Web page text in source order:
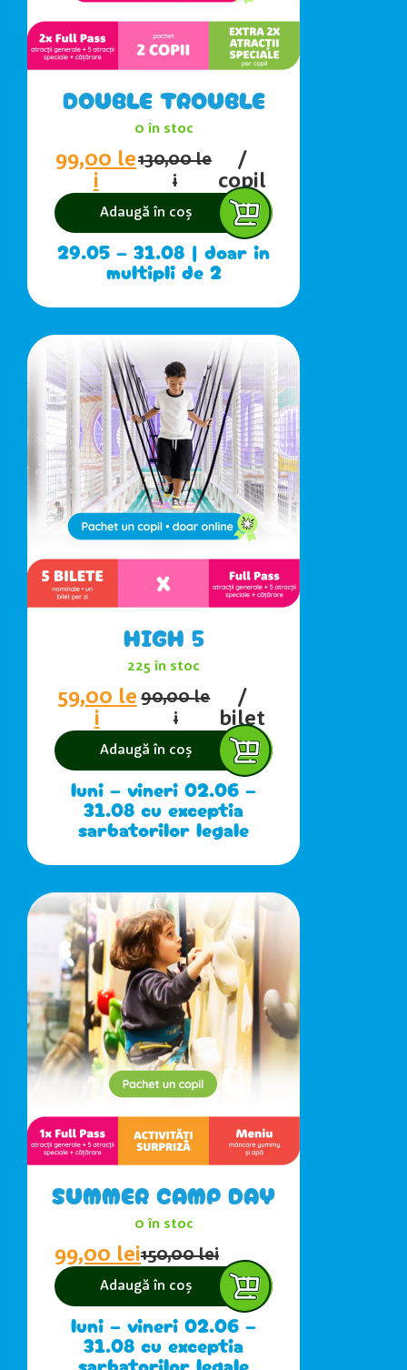
DOUBLE TROUBLE
0 în stoc
130,00le
i
99,00 le
i
/
copil
Adaugă în coș
29.05 – 31.08 | doar in
multipli de 2
HIGH 5
225 în stoc
90,00le
i
59,00 le
i
/
bilet
Adaugă în coș
luni – vineri 02.06 –
31.08 cu exceptia
sarbatorilor legale
SUMMER CAMP DAY
0 în stoc
150,00lei
99,00 lei
Adaugă în coș
luni – vineri 02.06 –
31.08 cu exceptia
sarbatorilor legale